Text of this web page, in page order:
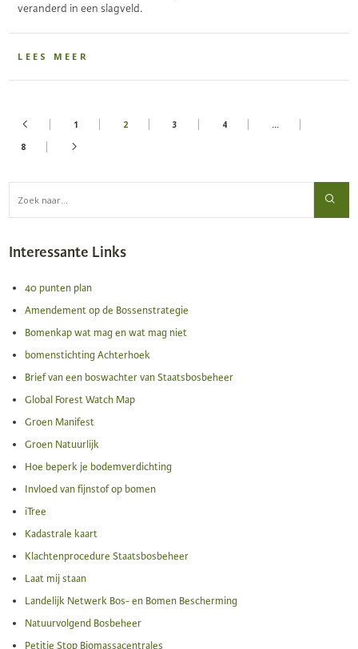
veranderd in een slagveld.
LEES MEER
1 2 3 4
…
8
Interessante Links
40 punten plan
Amendement op de Bossenstrategie
Bomenkap wat mag en wat mag niet
bomenstichting Achterhoek
Brief van een boswachter van Staatsbosbeheer
Global Forest Watch Map
Groen Manifest
Groen Natuurlijk
Hoe beperk je bodemverdichting
Invloed van fijnstof op bomen
iTree
Kadastrale kaart
Klachtenprocedure Staatsbosbeheer
Laat mij staan
Landelijk Netwerk Bos- en Bomen Bescherming
Natuurvolgend Bosbeheer
Petitie Stop Biomassacentrales